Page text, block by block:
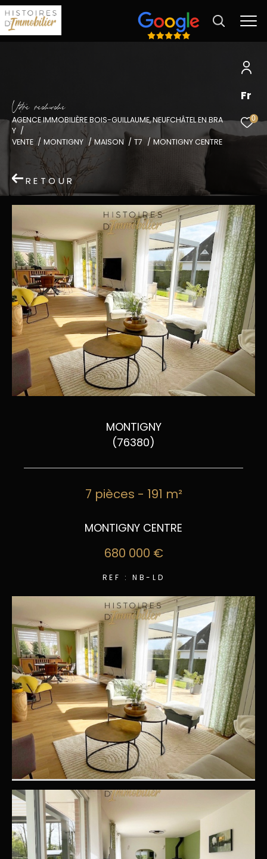
Fr
0
Vore recece
AGENCE IMMOBILIÈRE BOIS-GUILLAUME, NEUFCHÂTEL EN BRA
Y
VENTE
MONTIGNY MAISON T7 MONTIGNY CENTRE
RETOUR
MONTIGNY
(76380)
7 pièces - 191 m²
MONTIGNY CENTRE
680 000 €
REF : NB-LD